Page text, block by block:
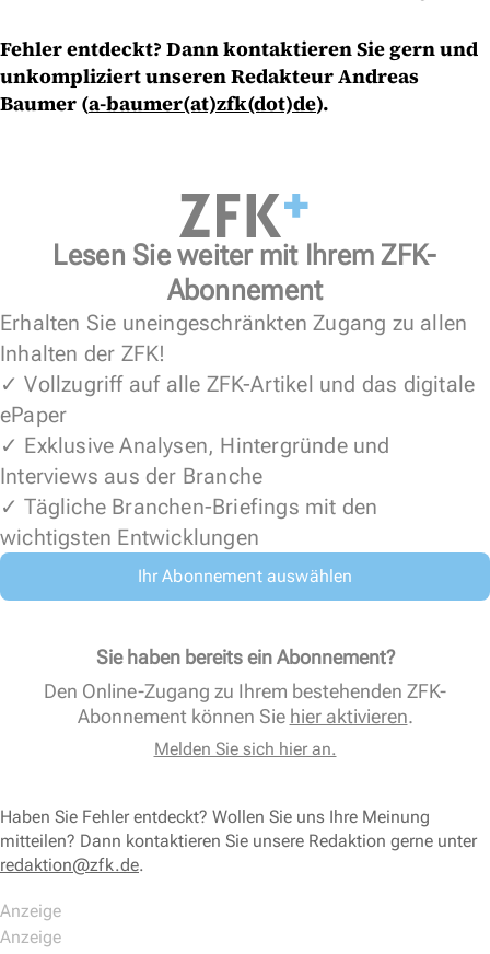
Fehler entdeckt? Dann kontaktieren Sie gern und
unkompliziert unseren Redakteur Andreas
Baumer (a-baumer(at)zfk(dot)de).
Lesen Sie weiter mit Ihrem ZFK-
Abonnement
Erhalten Sie uneingeschränkten Zugang zu allen
Inhalten der ZFK!
✓ Vollzugriff auf alle ZFK-Artikel und das digitale
ePaper
✓ Exklusive Analysen, Hintergründe und
Interviews aus der Branche
✓ Tägliche Branchen-Briefings mit den
wichtigsten Entwicklungen
Ihr Abonnement auswählen
Sie haben bereits ein Abonnement?
Den Online-Zugang zu Ihrem bestehenden ZFK-
Abonnement können Sie hier aktivieren.
Melden Sie sich hier an.
Haben Sie Fehler entdeckt? Wollen Sie uns Ihre Meinung
mitteilen? Dann kontaktieren Sie unsere Redaktion gerne unter
redaktion@zfk.de.